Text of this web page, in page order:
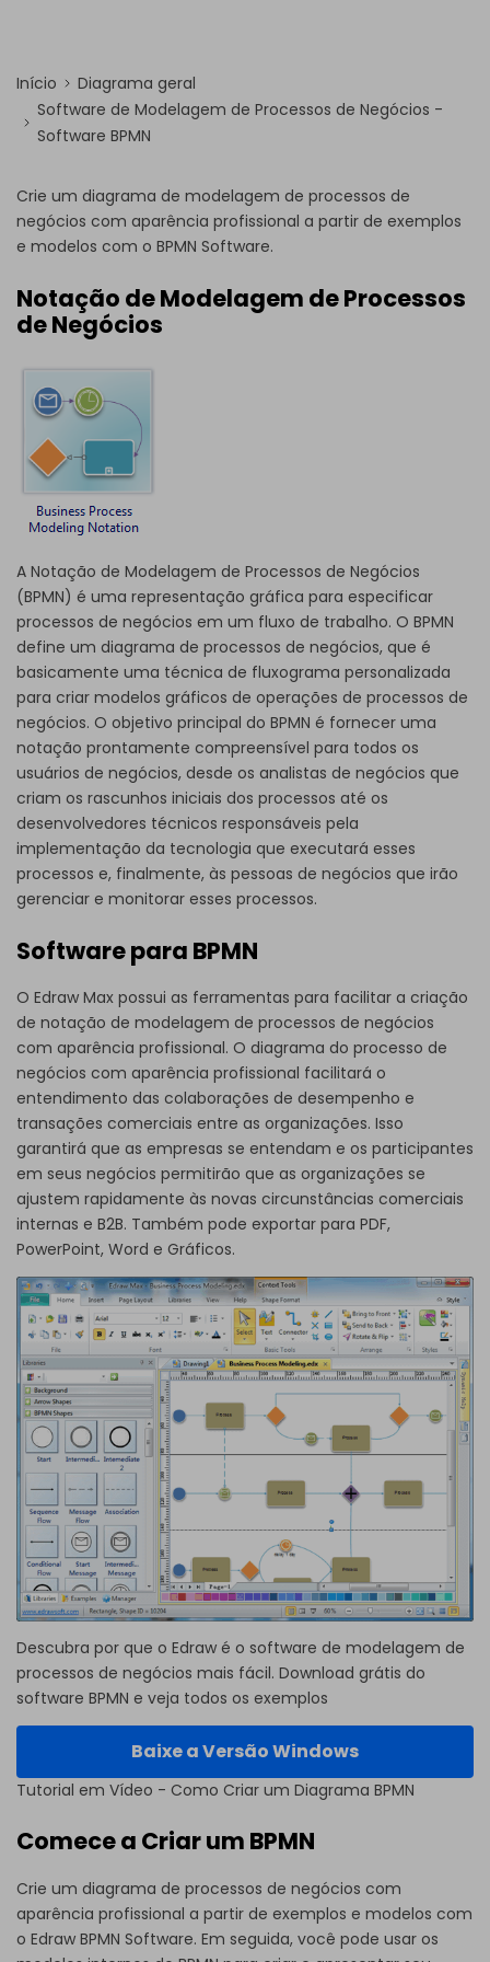
Início
Diagrama geral
Software de Modelagem de Processos de Negócios -
Software BPMN
Crie um diagrama de modelagem de processos de
negócios com aparência profissional a partir de exemplos
e modelos com o BPMN Software.
Notação de Modelagem de Processos
de Negócios
A Notação de Modelagem de Processos de Negócios
(BPMN) é uma representação gráfica para especificar
processos de negócios em um fluxo de trabalho. O BPMN
define um diagrama de processos de negócios, que é
basicamente uma técnica de fluxograma personalizada
para criar modelos gráficos de operações de processos de
negócios. O objetivo principal do BPMN é fornecer uma
notação prontamente compreensível para todos os
usuários de negócios, desde os analistas de negócios que
criam os rascunhos iniciais dos processos até os
desenvolvedores técnicos responsáveis pela
implementação da tecnologia que executará esses
processos e, finalmente, às pessoas de negócios que irão
gerenciar e monitorar esses processos.
Software para BPMN
O Edraw Max possui as ferramentas para facilitar a criação
de notação de modelagem de processos de negócios
com aparência profissional. O diagrama do processo de
negócios com aparência profissional facilitará o
entendimento das colaborações de desempenho e
transações comerciais entre as organizações. Isso
garantirá que as empresas se entendam e os participantes
em seus negócios permitirão que as organizações se
ajustem rapidamente às novas circunstâncias comerciais
internas e B2B. Também pode exportar para PDF,
PowerPoint, Word e Gráficos.
Descubra por que o Edraw é o software de modelagem de
processos de negócios mais fácil. Download grátis do
software BPMN e veja todos os exemplos
Baixe a Versão Windows
Tutorial em Vídeo - Como Criar um Diagrama BPMN
Comece a Criar um BPMN
Crie um diagrama de processos de negócios com
aparência profissional a partir de exemplos e modelos com
o Edraw BPMN Software. Em seguida, você pode usar os